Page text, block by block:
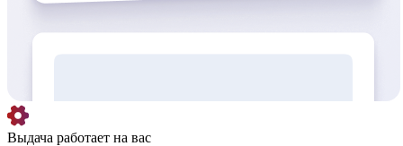
Выдача работает на вас